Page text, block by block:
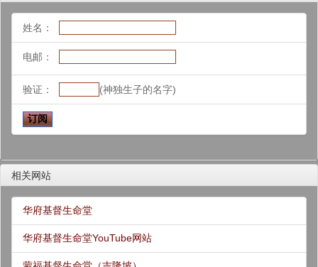
姓名：
电邮：
验证： (神独生子的名字)
相关网站
华府基督生命堂
华府基督生命堂YouTube网站